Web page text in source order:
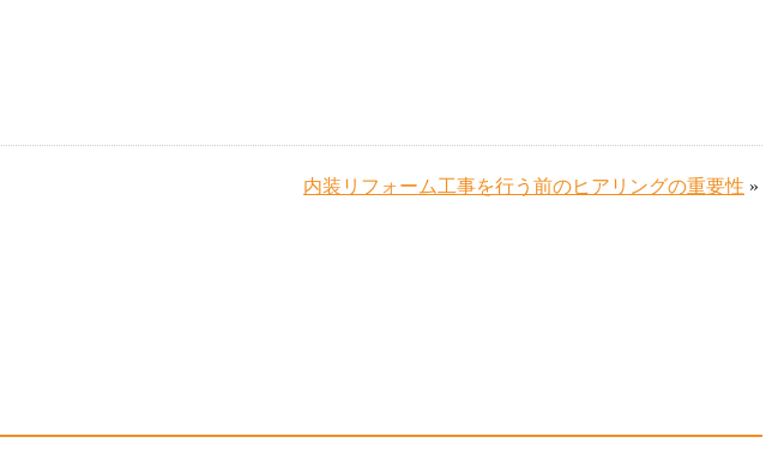
内装リフォーム工事を行う前のヒアリングの重要性 »